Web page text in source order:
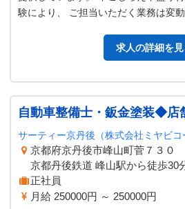
験により、 ご担当いただく業務は変
求人の詳細を見
自動車整備士・鈑金塗装◆店
サーティー京丹後（株式会社ミヤビコ
京都府京丹後市峰山町菅７３０
京都丹後鉄道 峰山駅から徒歩30
正社員
月給 250000円 ～ 250000円